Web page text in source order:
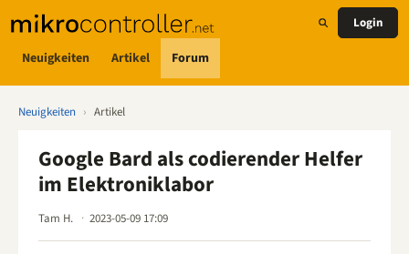
Neuigkeiten Artikel Forum
Login
Neuigkeiten › Artikel
Google Bard als codierender Helfer
im Elektroniklabor
Tam H. 2023-05-09 17:09